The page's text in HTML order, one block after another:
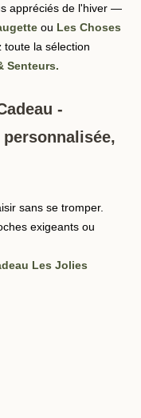
appréciés de l'hiver —
ou Les Choses
toute la sélection
Senteurs.
-
sans se tromper.
exigeants ou
Les Jolies